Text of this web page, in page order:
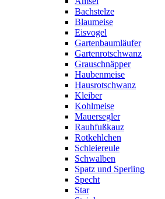
Bachstelze
Blaumeise
Eisvogel
Gartenbaumläufer
Gartenrotschwanz
Grauschnäpper
Haubenmeise
Hausrotschwanz
Kleiber
Kohlmeise
Mauersegler
Rauhfußkauz
Rotkehlchen
Schleiereule
Schwalben
Spatz und Sperling
Specht
Star